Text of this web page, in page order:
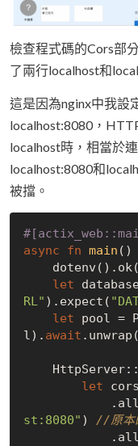
檢查程式碼的Cors部
了兩行localhost和
這是因為nginx中我設
localhost:8080，
localhost時，相當於
localhost:8080和
被擋。
async
fn main ()
let
RL" ).expect(
let pool =
l). await
let
st:8080" ) //原本